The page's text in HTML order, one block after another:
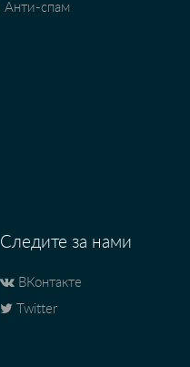
Анти-спам
Следите за нами
ВКонтакте
Twitter